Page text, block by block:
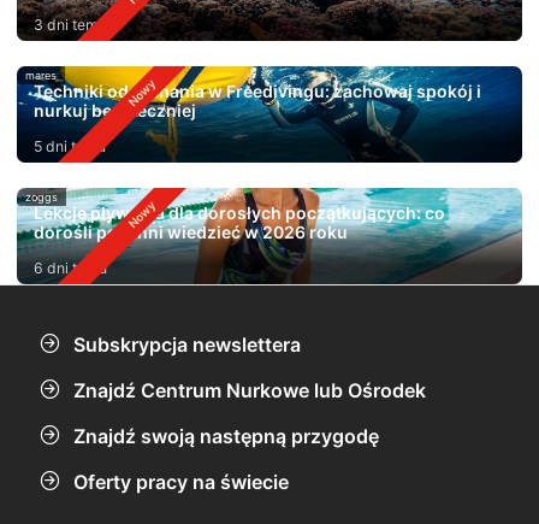
3 dni temu
mares
Techniki oddychania w Freedivingu: zachowaj spokój i
nurkuj bezpieczniej
5 dni temu
zoggs
Lekcje pływania dla dorosłych początkujących: co
dorośli powinni wiedzieć w 2026 roku
6 dni temu
Subskrypcja newslettera
Znajdź Centrum Nurkowe lub Ośrodek
Znajdź swoją następną przygodę
Oferty pracy na świecie